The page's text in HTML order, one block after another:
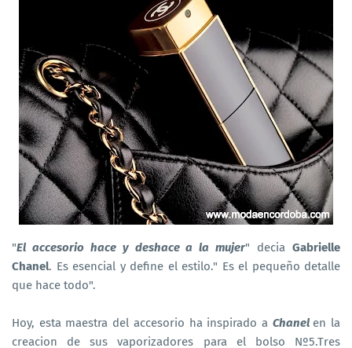
"El accesorio hace y deshace a la mujer" deciaGabrielle
Chanel. Es esencial y define el estilo." Es el pequeño detalle
que hace todo".
Hoy, esta maestra del accesorio ha inspirado a Chanel en la
creacion de sus vaporizadores para el bolso Nº5.Tres